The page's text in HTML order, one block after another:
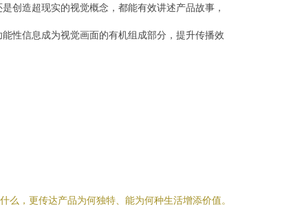
创造超现实的视觉概念，都能有效讲述产品故事，
性信息成为视觉画面的有机组成部分，提升传播效
么，更传达产品为何独特、能为何种生活增添价值。